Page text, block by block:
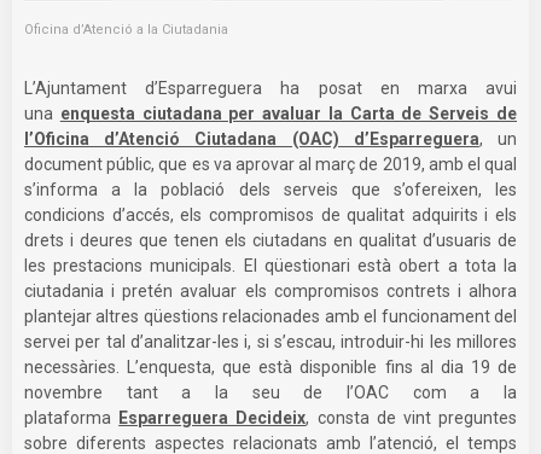
Oficina d’Atenció a la Ciutadania
L’Ajuntament d’Esparreguera ha posat en marxa avui
una enquesta ciutadana per avaluar la Carta de Serveis de
l’Oficina d’Atenció Ciutadana (OAC) d’Esparreguera, un
document públic, que es va aprovar al març de 2019, amb el qual
s’informa a la població dels serveis que s’ofereixen, les
condicions d’accés, els compromisos de qualitat adquirits i els
drets i deures que tenen els ciutadans en qualitat d’usuaris de
les prestacions municipals. El qüestionari està obert a tota la
ciutadania i pretén avaluar els compromisos contrets i alhora
plantejar altres qüestions relacionades amb el funcionament del
servei per tal d’analitzar-les i, si s’escau, introduir-hi les millores
necessàries. L’enquesta, que està disponible fins al dia 19 de
novembre tant a la seu de l’OAC com a la
plataforma
Esparreguera Decideix, consta de vint preguntes
sobre diferents aspectes relacionats amb l’atenció, el temps